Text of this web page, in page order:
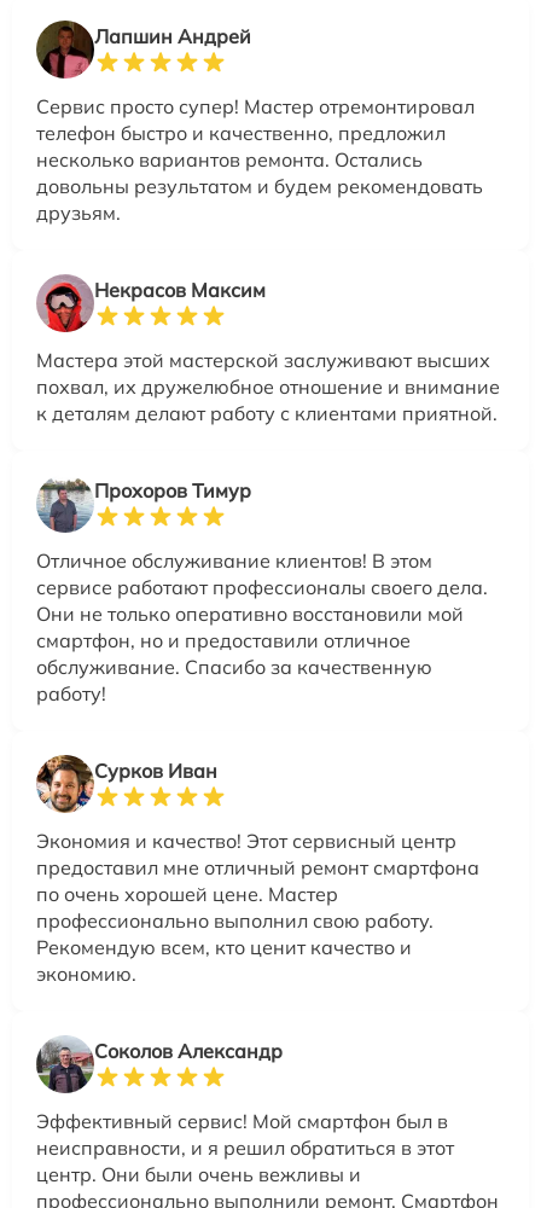
Лапшин Андрей
Сервис просто супер! Мастер отремонтировал
телефон быстро и качественно, предложил
несколько вариантов ремонта. Остались
довольны результатом и будем рекомендовать
друзьям.
Некрасов Максим
Мастера этой мастерской заслуживают высших
похвал, их дружелюбное отношение и внимание
к деталям делают работу с клиентами приятной.
Прохоров Тимур
Отличное обслуживание клиентов! В этом
сервисе работают профессионалы своего дела.
Они не только оперативно восстановили мой
смартфон, но и предоставили отличное
обслуживание. Спасибо за качественную
работу!
Сурков Иван
Экономия и качество! Этот сервисный центр
предоставил мне отличный ремонт смартфона
по очень хорошей цене. Мастер
профессионально выполнил свою работу.
Рекомендую всем, кто ценит качество и
экономию.
Соколов Александр
Эффективный сервис! Мой смартфон был в
неисправности, и я решил обратиться в этот
центр. Они были очень вежливы и
профессионально выполнили ремонт. Смартфон